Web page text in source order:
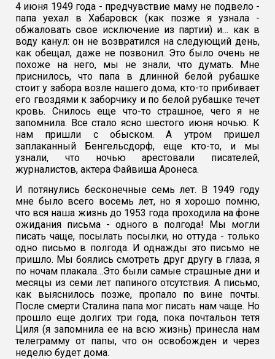
4 июня 1949 года - предчувствие маму не подвело -
папа уехал в Хабаровск (как позже я узнала -
обжаловать свое исключение из партии) и… как в
воду канул: он не возвратился на следующий день,
как обещал, даже не позвонил. Это было очень не
похоже на него, мы не знали, что думать. Мне
приснилось, что папа в длинной белой рубашке
стоит у забора возле нашего дома, кто-то прибивает
его гвоздями к заборчику и по белой рубашке течет
кровь. Снилось еще что-то страшное, чего я не
запомнила. Все стало ясно шестого июня ночью. К
нам пришли с обыском. А утром пришел
заплаканный Бенгельсдорф, еще кто-то, и мы
узнали, что ночью арестовали писателей,
журналистов, актера Файвиша Аронеса.
И потянулись бесконечные семь лет. В 1949 году
мне было всего восемь лет, но я хорошо помню,
что вся наша жизнь до 1953 года проходила на фоне
ожидания письма - одного в полгода! Мы могли
писать чаще, посылать посылки, но оттуда - только
одно письмо в полгода. И однажды это письмо не
пришло. Мы боялись смотреть друг другу в глаза, я
по ночам плакала…Это были самые страшные дни и
месяцы из семи лет папиного отсутствия. А письмо,
как выяснилось позже, пропало по вине почты.
После смерти Сталина папа мог писать нам чаще. Но
прошло еще долгих три года, пока почтальон тетя
Циля (я запомнила ее на всю жизнь) принесла нам
телеграмму от папы, что он освобожден и через
неделю будет дома.